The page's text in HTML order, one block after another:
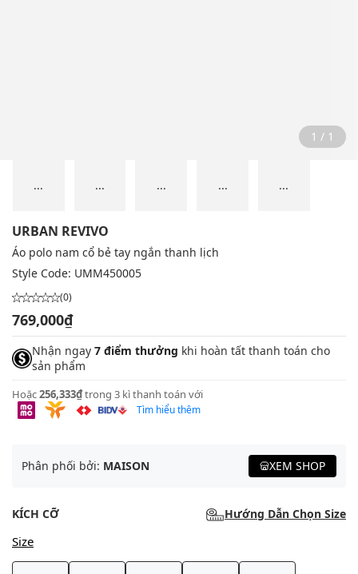
1 / 1
... ... ... ... ...
URBAN REVIVO
Áo polo nam cổ bẻ tay ngắn thanh lịch
Style Code: UMM450005
(0)
769,000₫
Nhận ngay 7 điểm thưởng khi hoàn tất thanh toán cho
sản phẩm
Hoặc256,333₫trong 3 kì thanh toán với
Tìm hiểu thêm
Phân phối bởi: MAISON XEM SHOP
KÍCH CỠ Hướng Dẫn Chọn Size
Size